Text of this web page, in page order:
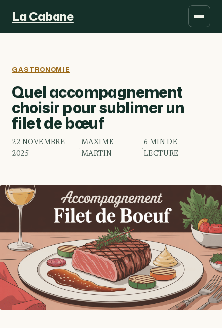
La Cabane
GASTRONOMIE
Quel accompagnement
choisir pour sublimer un
filet de bœuf
22 NOVEMBRE
2025
·
MAXIME
MARTIN
·
6 MIN DE
LECTURE